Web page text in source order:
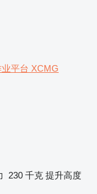
平台 XCMG
230 千克 提升高度